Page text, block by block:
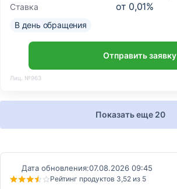
Ставка от 0,01%
В день обращения
Отправить заявку
Лиц. №963
Показать еще 20
Дата обновления:07.08.2026 09:45
Рейтинг продуктов 3,52 из 5